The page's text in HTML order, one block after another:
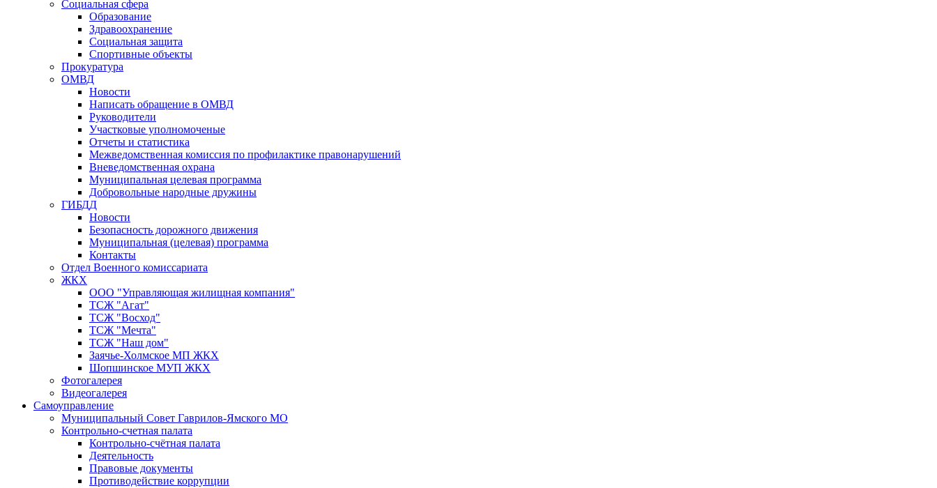
Социальная сфера
Образование
Здравоохранение
Социальная защита
Спортивные объекты
Прокуратура
ОМВД
Новости
Написать обращение в ОМВД
Руководители
Участковые уполномоченые
Отчеты и статистика
Межведомственная комиссия по профилактике правонарушений
Вневедомственная охрана
Муниципальная целевая программа
Добровольные народные дружины
ГИБДД
Новости
Безопасность дорожного движения
Муниципальная (целевая) программа
Контакты
Отдел Военного комиссариата
ЖКХ
ООО "Управляющая жилищная компания"
ТСЖ "Агат"
ТСЖ "Восход"
ТСЖ "Мечта"
ТСЖ "Наш дом"
Заячье-Холмское МП ЖКХ
Шопшинское МУП ЖКХ
Фотогалерея
Видеогалерея
Самоуправление
Муниципальный Совет Гаврилов-Ямского МО
Контрольно-счетная палата
Контрольно-счётная палата
Деятельность
Правовые документы
Противодействие коррупции